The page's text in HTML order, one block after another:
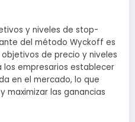
y niveles de stop-
del método Wyckoff es
de precio y niveles
empresarios establecer
en el mercado, lo que
maximizar las ganancias